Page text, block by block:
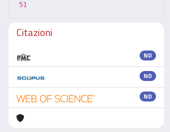
51
Citazioni
ND
ND
ND